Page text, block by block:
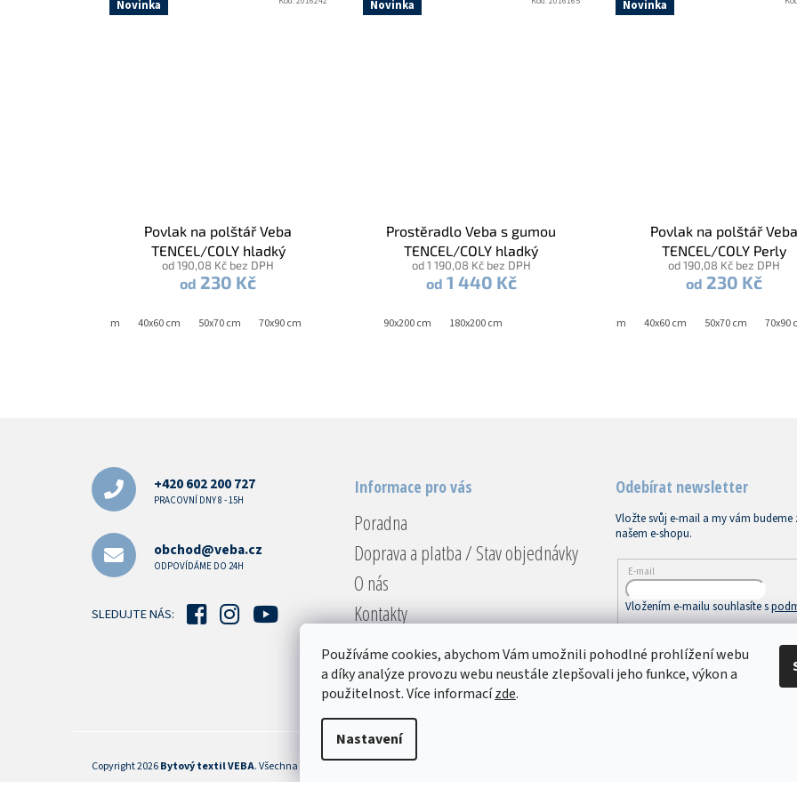
Používáme cookies, abychom Vám umožnili pohodlné prohlížení webu
a díky analýze provozu webu neustále zlepšovali jeho funkce, výkon a
použitelnost. Více informacízde.
Nastavení
Novinka
Povlak na polštář Veba
TENCEL/COLY hladký
petrolejová šalvěj
od 190,08 Kč bez DPH
od 230 Kč
40x40 cm 40x60 cm 50x70 cm 70x90 cm
Novinka
Prostěradlo Veba s gumou
TENCEL/COLY hladký
petrolejová šalvěj
od 1 190,08 Kč bez DPH
od 1 440 Kč
90x200 cm 180x200 cm
Novinka
Povlak na polštář Veba
TENCEL/COLY Perly
petrolejová šalvěj
od 190,08 Kč bez DPH
od 230 Kč
40x40 cm 40x60 cm 50x70 cm 70x90
+420 602 200 727
PRACOVNÍ DNY 8 - 15H
obchod@veba.cz
ODPOVÍDÁME DO 24H
SLEDUJTE NÁS:
Informace pro vás
Poradna
Doprava a platba / Stav objednávky
O nás
Kontakty
Reklamace a vrácení
Obchodní podmínky
Podmínky ochrany osobních údajů
Odebírat newsletter
Vložte svůj e-mail a my vám
našem e-shopu.
E-mail
Vložením e-mailu souhlasíte s
PŘIHLÁSIT SE
Copyright 2026Bytový textil VEBA. Všechna práva vyhrazena.